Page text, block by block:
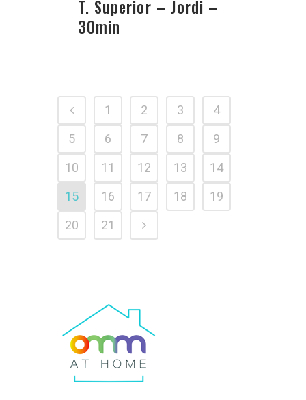
T. Superior – Jordi –
30min
1 2 3
4
5
6 7 8
9
10
11 12 13
14
15
16 17 18
19
20
21